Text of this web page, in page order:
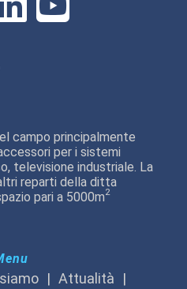
campo principalmente
per i sistemi
televisione industriale. La
reparti della ditta
pari a 5000m2
Attualità